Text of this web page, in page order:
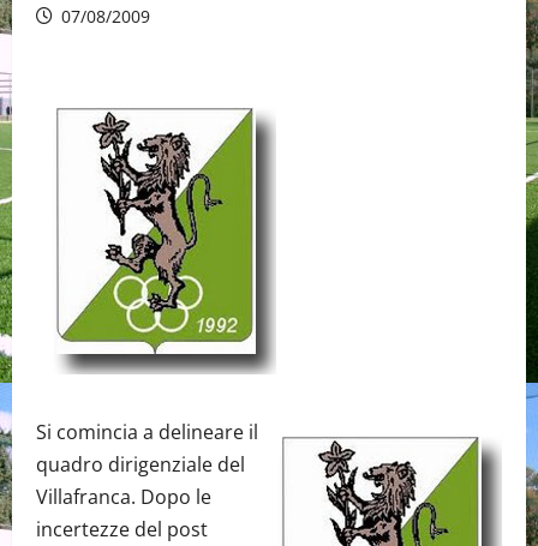
07/08/2009
Si comincia a delineare il
quadro dirigenziale del
Villafranca. Dopo le
incertezze del post